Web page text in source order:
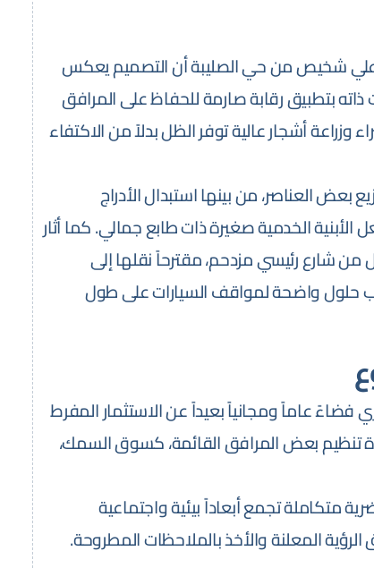
علي شخيص من حي الصليبة أن التصميم يعكس
بتطبيق رقابة صارمة للحفاظ على المرافق
وزراعة أشجار عالية توفر الظل بدلاً من الاكتفاء
العناصر، من بينها استبدال الأدراج
الخدمية صغيرة ذات طابع جمالي. كما أثار
شارع رئيسي مزدحم، مقترحاً نقلها إلى
حلول واضحة لمواقف السيارات على طول
عاماً ومجانياً بعيداً عن الاستثمار المفرط
تنظيم بعض المرافق القائمة، كسوق السمك،
متكاملة تجمع أبعاداً بيئية واجتماعية
المعلنة والأخذ بالملاحظات المطروحة.